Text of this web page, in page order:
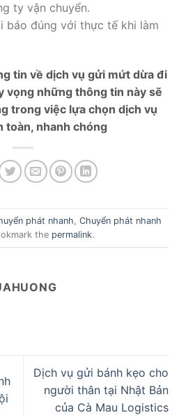
ty vận chuyển.
báo đúng với thực tế khi làm
tin về dịch vụ gửi mứt dừa đi
vọng những thông tin này sẽ
trong việc lựa chọn dịch vụ
toàn, nhanh chóng
phát nhanh Chuyển phát nhanh
the permalink.
Dịch vụ gửi bánh kẹo cho
người thân tại Nhật Bản
của Cà Mau Logistics